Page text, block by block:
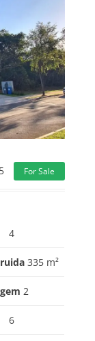
For Sale
4
335 m²
2
6